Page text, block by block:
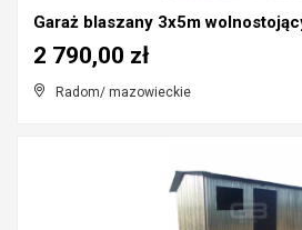
Garaż blaszany 3x5m
Radom/ mazowieckie
2 790,00 zł